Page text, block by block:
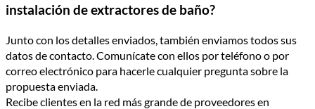
instalación de extractores de baño?
Junto con los detalles enviados, también enviamos todos sus
datos de contacto. Comunícate con ellos por teléfono o por
correo electrónico para hacerle cualquier pregunta sobre la
propuesta enviada.
Recibe clientes en la red más grande de proveedores en